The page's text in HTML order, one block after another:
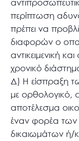
περίπτωση
πρέπει να
διαφορών ο
αντικειμενική
χρονικό
Δ) Η είσπραξη
με ορθολογικό,
αποτέλεσμα
έναν φορέα των
δικαιωμάτων ή/